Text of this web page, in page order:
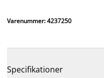
Varenummer: 4237250
Specifikationer